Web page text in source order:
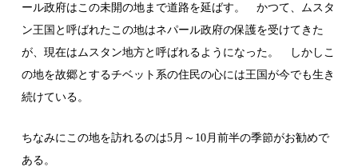
ール政府はこの未開の地まで道路を延ばす。 かつて、ムスタ
ン王国と呼ばれたこの地はネパール政府の保護を受けてきた
が、現在はムスタン地方と呼ばれるようになった。 しかしこ
の地を故郷とするチベット系の住民の心には王国が今でも生き
続けている。
ちなみにこの地を訪れるのは5月～10月前半の季節がお勧めで
ある。